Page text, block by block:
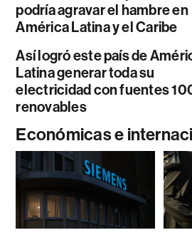
podría agravar el hambre en
América Latina y el Caribe
Así logró este país de
Latina generar toda su
electricidad con fuentes
renovables
Económicas e